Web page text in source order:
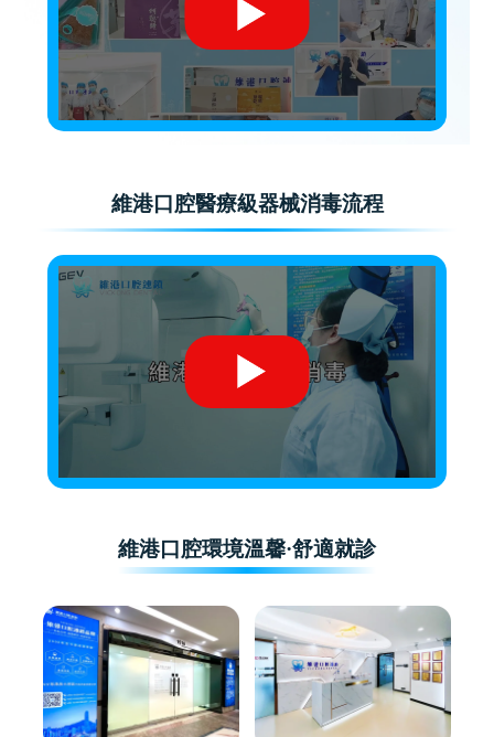
維港口腔醫療級器械消毒流程
維港口腔環境溫馨·舒適就診